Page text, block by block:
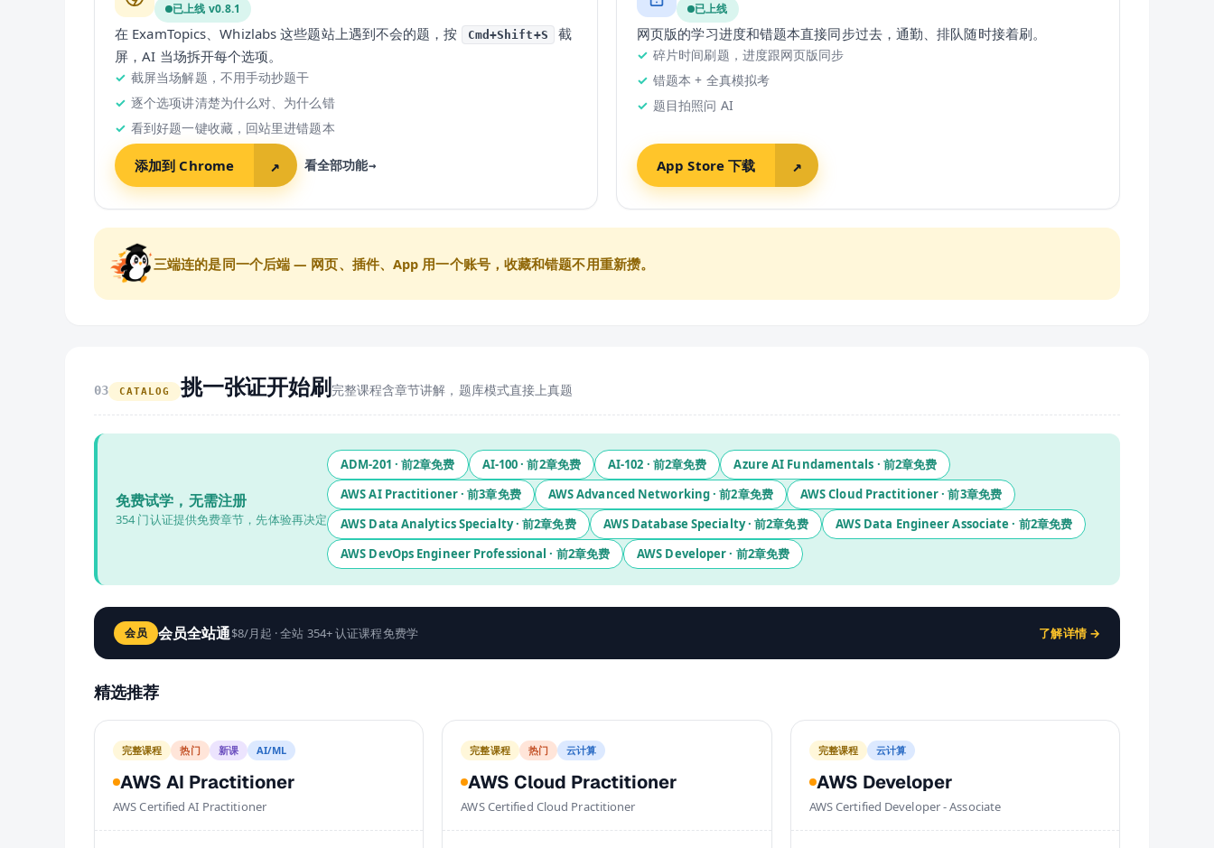
已上线 v0.8.1
在 ExamTopics、Whizlabs 这些题站上遇到不会的题，按 Cmd+Shift+S
截
屏，AI 当场拆开每个选项。
截屏当场解题，不用手动抄题干
逐个选项讲清楚为什么对、为什么错
看到好题一键收藏，回站里进错题本
添加到 Chrome ↗ 看全部功能→
已上线
网页版的学习进度和错题本直接同步过去，通勤、排队随时接着刷。
碎片时间刷题，进度跟网页版同步
错题本 + 全真模拟考
题目拍照问 AI
App Store 下载 ↗
三端连的是同一个后端 — 网页、插件、App 用一个账号，收藏和错题不用重新攒。
03 CATALOG 挑一张证开始刷 完整课程含章节讲解，题库模式直接上真题
免费试学，无需注册
354门认证提供免费章节，先体验再决定
ADM-201 · 前2章免费 AI-100· 前2章免费 AI-102 · 前2章免费 Azure AI Fundamentals · 前2章免费
AWS AI Practitioner· 前3章免费 AWS Advanced Networking· 前2章免费 AWS Cloud Practitioner· 前3章免费
AWS Data Analytics Specialty· 前2章免费 AWS Database Specialty· 前2章免费 AWS Data Engineer Associate · 前2章免费
AWS DevOps Engineer Professional · 前2章免费 AWS Developer· 前2章免费
会员 会员全站通$8/月起 · 全站 354+ 认证课程免费学 了解详情 →
精选推荐
完整课程 热门 新课 AI/ML
AWS AI Practitioner
AWS Certified AI Practitioner
完整课程 热门 云计算
AWS Cloud Practitioner
AWS Certified Cloud Practitioner
完整课程 云计算
AWS Developer
AWS Certified Developer - Associate